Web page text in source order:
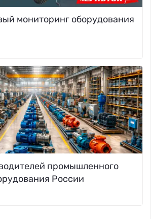
мониторинг оборудования
промышленного
России